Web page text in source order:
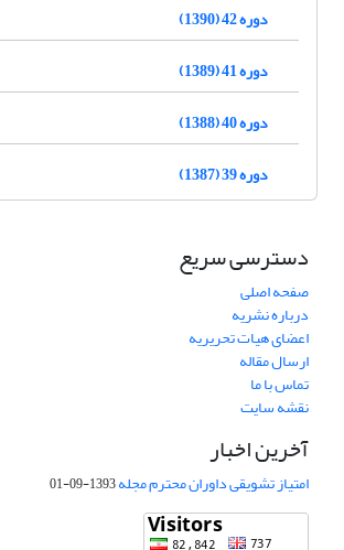
دوره 42 (1390)
دوره 41 (1389)
دوره 40 (1388)
دوره 39 (1387)
دسترسی سریع
صفحه اصلی
درباره نشریه
اعضای هیات تحریریه
ارسال مقاله
تماس با ما
نقشه سایت
آخرین اخبار
امتیاز تشویقی داوران محترم مجله1393-09-01